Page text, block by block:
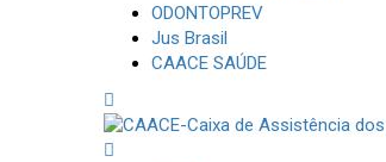
ODONTOPREV
Jus Brasil
CAACE SAÚDE